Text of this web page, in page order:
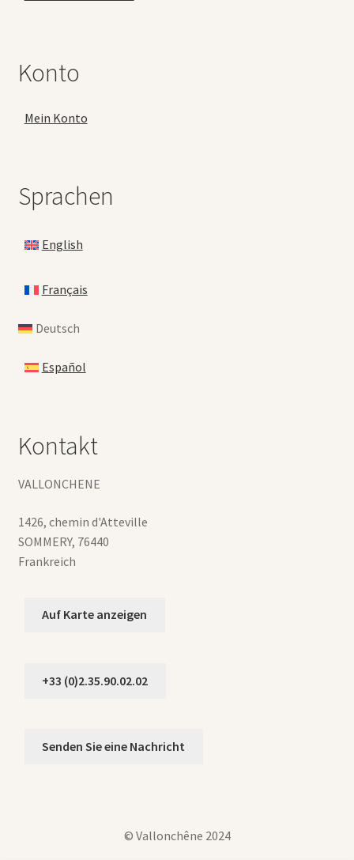
Konto
Mein Konto
Sprachen
English
Français
Deutsch
Español
Kontakt
VALLONCHENE
1426, chemin d'Atteville
SOMMERY, 76440
Frankreich
Auf Karte anzeigen
+33 (0)2.35.90.02.02
Senden Sie eine Nachricht
© Vallonchêne 2024